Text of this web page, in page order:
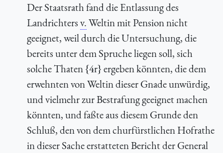
Der Staatsrath fand die Entlassung des
Landrichtersv.Weltin mit Pension nicht
geeignet, weil durch die Untersuchung, die
bereits unter dem Spruche liegen soll, sich
solche Thaten {4r} ergeben könnten, die dem
erwehnten von Weltin dieser Gnade unwürdig,
und vielmehr zur Bestrafung geeignet machen
könnten, und faßte aus diesem Grunde den
Schluß, den von dem churfürstlichen Hofrathe
in dieser Sache erstatteten Bericht der General